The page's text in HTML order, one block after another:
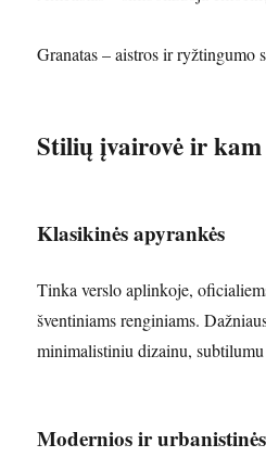
Granatas – aistros ir ryžtingumo
Stilių įvairovė ir
Klasikinės apyrankės
Tinka verslo aplinkoje,
šventiniams renginiams.
minimalistiniu dizainu,
Modernios ir urbanistinės